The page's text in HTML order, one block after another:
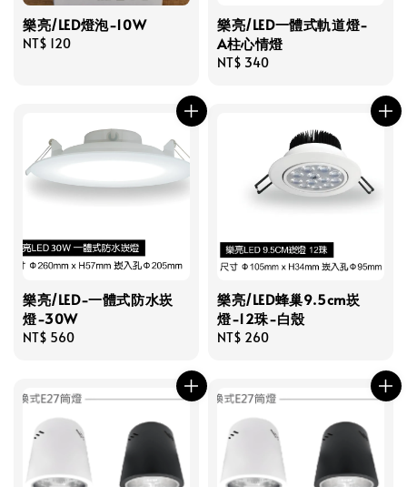
樂亮/LED燈泡-10W
Regular
NT$ 120
樂亮/LED一體式軌道燈-
A柱心情燈
Regular
NT$ 340
樂亮/LED-一體式防水崁
燈-30W
Regular
NT$ 560
樂亮/LED蜂巢9.5cm崁
燈-12珠-白殼
Regular
NT$ 260